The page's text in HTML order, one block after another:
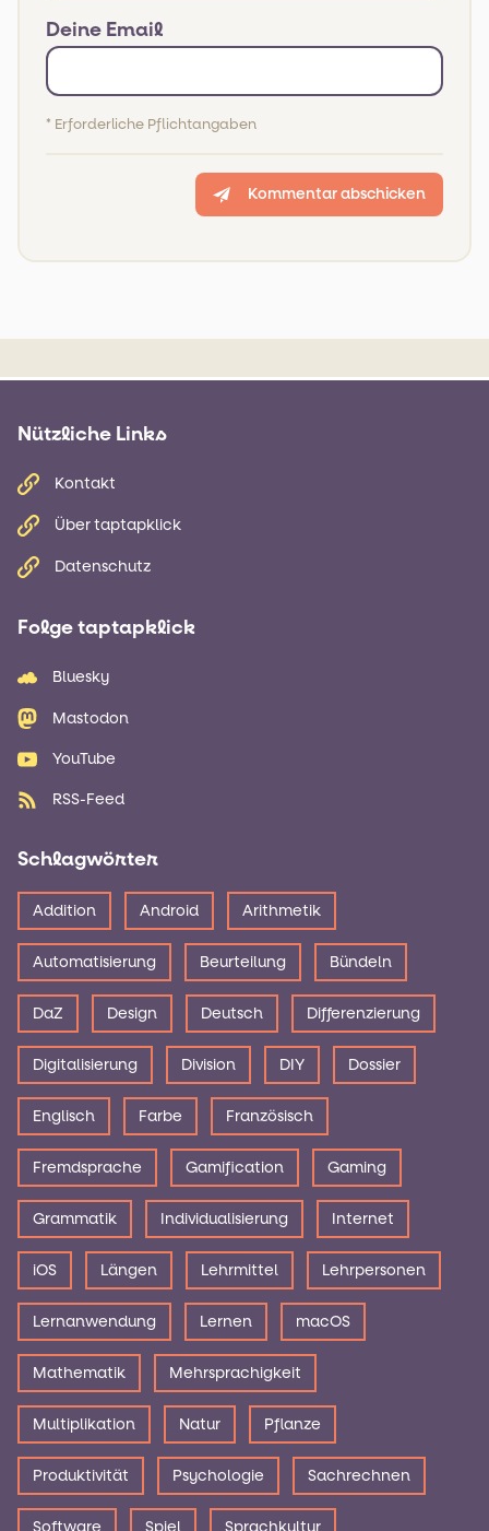
Deine Email
* Erforderliche Pflichtangaben
Kommentar abschicken
Nützliche Links
Kontakt
Über taptapklick
Datenschutz
Folge taptapklick
Bluesky
Mastodon
YouTube
RSS-Feed
Schlagwörter
Addition Android Arithmetik
Automatisierung Beurteilung Bündeln
DaZ Design Deutsch Differenzierung
Digitalisierung Division DIY Dossier
Englisch Farbe Französisch
Fremdsprache Gamification Gaming
Grammatik Individualisierung Internet
iOS Längen Lehrmittel Lehrpersonen
Lernanwendung Lernen macOS
Mathematik Mehrsprachigkeit
Multiplikation Natur Pflanze
Produktivität Psychologie Sachrechnen